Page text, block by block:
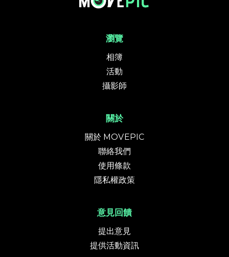
瀏覽
相簿
活動
攝影師
關於
關於 MOVEPIC
聯絡我們
使用條款
隱私權政策
意見回饋
提出意見
提供活動資訊